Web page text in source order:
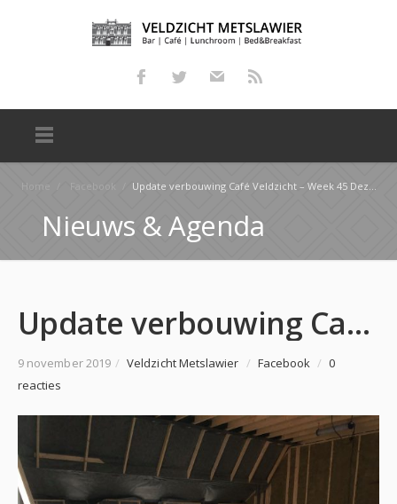
Home Facebook Update verbouwing Café Veldzicht – Week 45 Deze week lag de focus voornamelijk op de twee B&B-kamer…
Nieuws & Agenda
Update verbouwing Café Veldzicht – Week 45 Deze week lag de focus voornamelijk op de twee B&B-kamer…
9 november 2019 / Veldzicht Metslawier / Facebook / 0
reacties